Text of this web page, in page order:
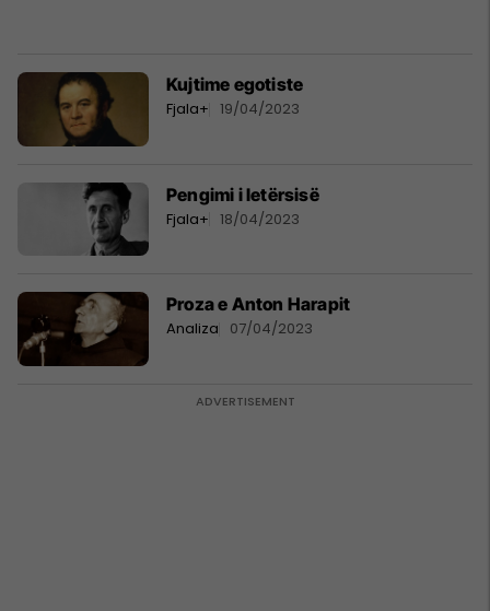
Kujtime egotiste
Fjala+ 19/04/2023
Pengimi i letërsisë
Fjala+ 18/04/2023
Proza e Anton Harapit
Analiza 07/04/2023